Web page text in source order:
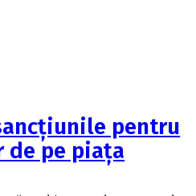
pentru
de pe piața